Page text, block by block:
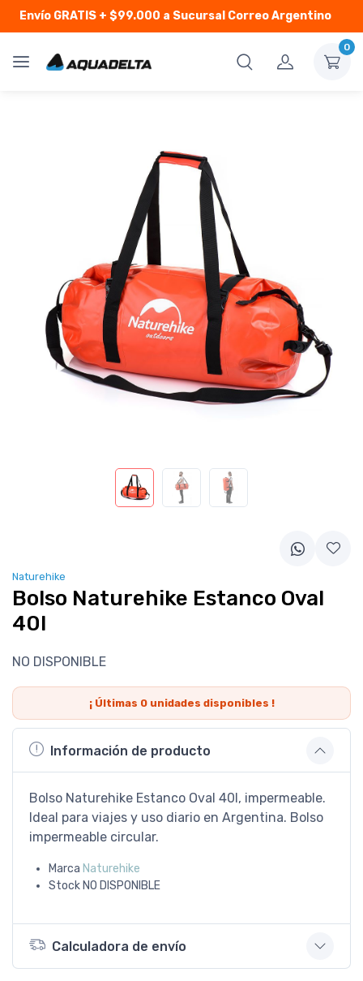
Envío GRATIS+ $99.000 a Sucursal Correo Argentino
0
Naturehike
Bolso Naturehike Estanco Oval
40l
NO DISPONIBLE
¡ Últimas 0unidades disponibles !
Información de producto
Bolso Naturehike Estanco Oval 40l, impermeable.
Ideal para viajes y uso diario en Argentina. Bolso
impermeable circular.
Marca Naturehike
Stock NO DISPONIBLE
Calculadora de envío